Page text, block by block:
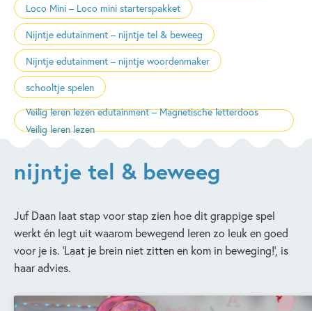
Loco Mini – Loco mini starterspakket
Nijntje edutainment – nijntje tel & beweeg
Nijntje edutainment – nijntje woordenmaker
schooltje spelen
Veilig leren lezen edutainment – Magnetische letterdoos
Veilig leren lezen
nijntje tel & beweeg
Juf Daan laat stap voor stap zien hoe dit grappige spel
werkt én legt uit waarom bewegend leren zo leuk en goed
voor je is. ‘Laat je brein niet zitten en kom in beweging!’, is
haar advies.